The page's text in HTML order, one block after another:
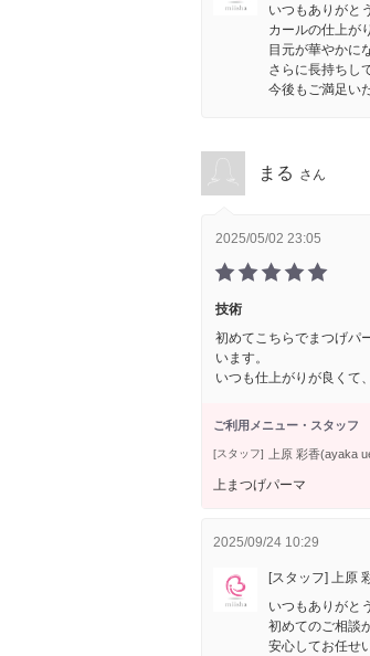
いつもありがと
カールの仕上が
目元が華やかに
さらに長持ちし
今後もご満足い
まる さん
2025/05/02 23:05
技術
初めてこちらでまつげパ
います。
いつも仕上がりが良くて
ご利用メニュー・スタッフ
[スタッフ] 上原 彩香(ayaka
上まつげパーマ
2025/09/24 10:29
[スタッフ] 上原
いつもありがと
初めてのご相談
安心してお任せ